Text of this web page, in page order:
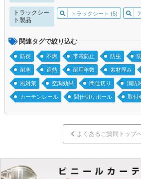
トラックシー
ト製品
トラックシート (5)
関連タグで絞り込む
防炎 不燃 帯電防止 防虫
耐寒 遮熱 耐用年数 素材厚み
風対策 空調効果 間仕切り 消防
カーテンレール 間仕切りポール 取付
よくあるご質問トップ